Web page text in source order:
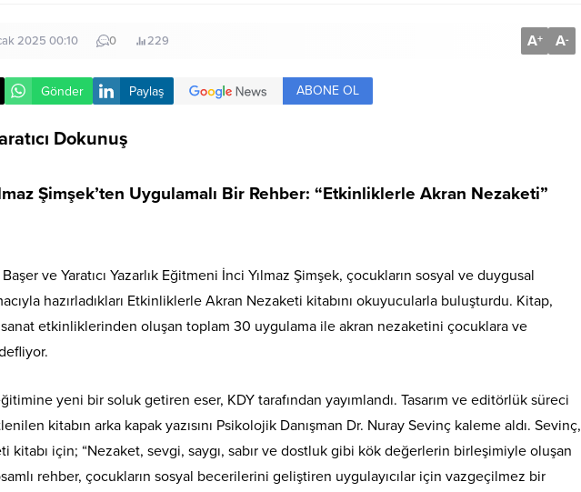
2025 00:10 0 229 A+ A-
Gönder Paylaş ABONE OL
Dokunuş
Şimşek’ten Uygulamalı Bir Rehber: “Etkinliklerle Akran Nezaketi”
ve Yaratıcı Yazarlık Eğitmeni İnci Yılmaz Şimşek, çocukların sosyal ve duygusal
hazırladıkları Etkinliklerle Akran Nezaketi kitabını okuyucularla buluşturdu. Kitap,
sanat etkinliklerinden oluşan toplam 30 uygulama ile akran nezaketini çocuklara ve
yeni bir soluk getiren eser, KDY tarafından yayımlandı. Tasarım ve editörlük süreci
kitabın arka kapak yazısını Psikolojik Danışman Dr. Nuray Sevinç kaleme aldı. Sevinç,
kitabı için; “Nezaket, sevgi, saygı, sabır ve dostluk gibi kök değerlerin birleşimiyle oluşan
rehber, çocukların sosyal becerilerini geliştiren uygulayıcılar için vazgeçilmez bir